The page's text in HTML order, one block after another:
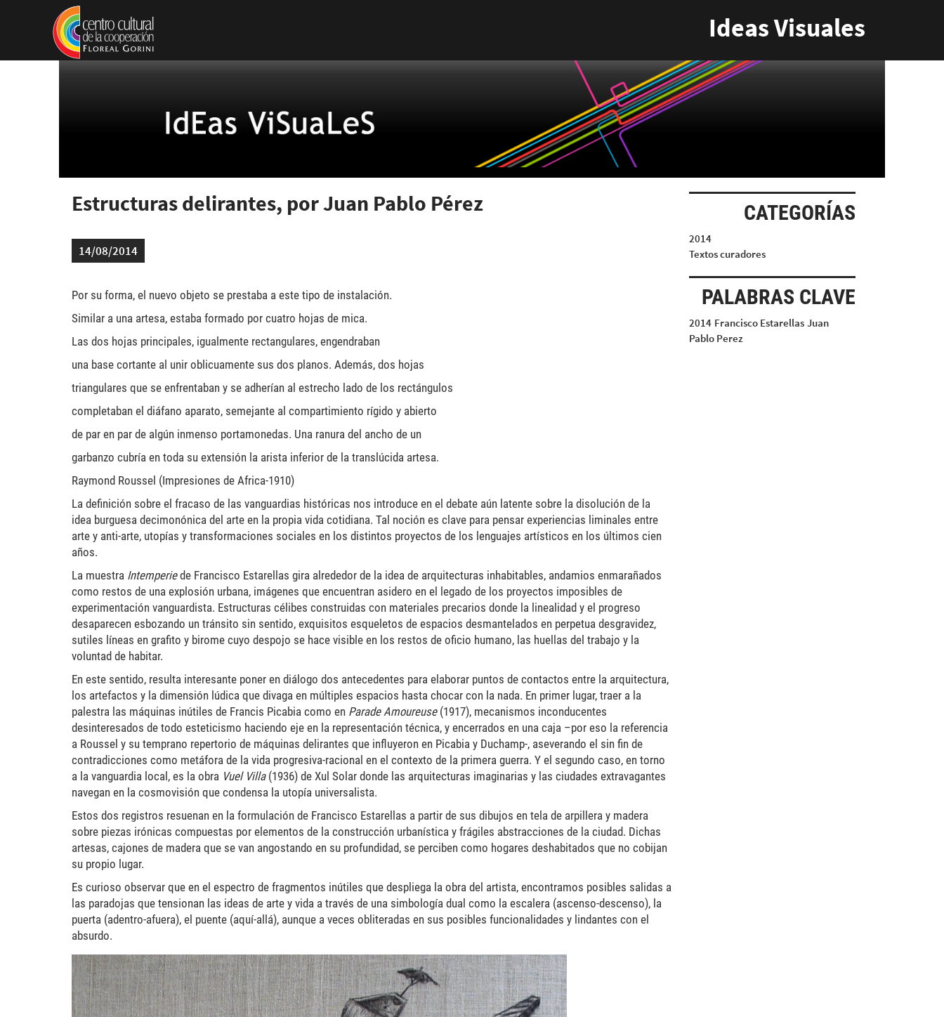
Pasar al contenido principal
Ideas Visuales
Estructuras delirantes, por Juan Pablo Pérez
14/08/2014
Por su forma, el nuevo objeto se prestaba a este tipo de instalación.
Similar a una artesa, estaba formado por cuatro hojas de mica.
Las dos hojas principales, igualmente rectangulares, engendraban
una base cortante al unir oblicuamente sus dos planos. Además, dos hojas
triangulares que se enfrentaban y se adherían al estrecho lado de los rectángulos
completaban el diáfano aparato, semejante al compartimiento rígido y abierto
de par en par de algún inmenso portamonedas. Una ranura del ancho de un
garbanzo cubría en toda su extensión la arista inferior de la translúcida artesa.
Raymond Roussel (Impresiones de Africa-1910)
La definición sobre el fracaso de las vanguardias históricas nos introduce en el debate aún latente sobre la disolución de la
idea burguesa decimonónica del arte en la propia vida cotidiana. Tal noción es clave para pensar experiencias liminales entre
arte y anti-arte, utopías y transformaciones sociales en los distintos proyectos de los lenguajes artísticos en los últimos cien
años.
La muestra Intemperiede Francisco Estarellas gira alrededor de la idea de arquitecturas inhabitables, andamios enmarañados
como restos de una explosión urbana, imágenes que encuentran asidero en el legado de los proyectos imposibles de
experimentación vanguardista. Estructuras célibes construidas con materiales precarios donde la linealidad y el progreso
desaparecen esbozando un tránsito sin sentido, exquisitos esqueletos de espacios desmantelados en perpetua desgravidez,
sutiles líneas en grafito y birome cuyo despojo se hace visible en los restos de oficio humano, las huellas del trabajo y la
voluntad de habitar.
En este sentido, resulta interesante poner en diálogo dos antecedentes para elaborar puntos de contactos entre la arquitectura,
los artefactos y la dimensión lúdica que divaga en múltiples espacios hasta chocar con la nada. En primer lugar, traer a la
palestra las máquinas inútiles de Francis Picabia como en Parade Amoureuse (1917), mecanismos inconducentes
desinteresados de todo esteticismo haciendo eje en la representación técnica, y encerrados en una caja –por eso la referencia
a Roussel y su temprano repertorio de máquinas delirantes que influyeron en Picabia y Duchamp-, aseverando el sin fin de
contradicciones como metáfora de la vida progresiva-racional en el contexto de la primera guerra. Y el segundo caso, en torno
a la vanguardia local, es la obra Vuel Villa(1936) de Xul Solar donde las arquitecturas imaginarias y las ciudades extravagantes
navegan en la cosmovisión que condensa la utopía universalista.
Estos dos registros resuenan en la formulación de Francisco Estarellas a partir de sus dibujos en tela de arpillera y madera
sobre piezas irónicas compuestas por elementos de la construcción urbanística y frágiles abstracciones de la ciudad. Dichas
artesas, cajones de madera que se van angostando en su profundidad, se perciben como hogares deshabitados que no cobijan
su propio lugar.
Es curioso observar que en el espectro de fragmentos inútiles que despliega la obra del artista, encontramos posibles salidas a
las paradojas que tensionan las ideas de arte y vida a través de una simbología dual como la escalera (ascenso-descenso), la
puerta (adentro-afuera), el puente (aquí-allá), aunque a veces obliteradas en sus posibles funcionalidades y lindantes con el
absurdo.
3-705x1023.jpg
CATEGORÍAS
2014
Textos curadores
PALABRAS CLAVE
2014 Francisco Estarellas Juan
Pablo Perez